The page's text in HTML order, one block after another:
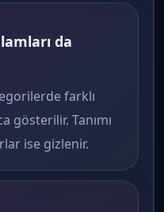
da
farklı
gösterilir. Tanımı
ise gizlenir.